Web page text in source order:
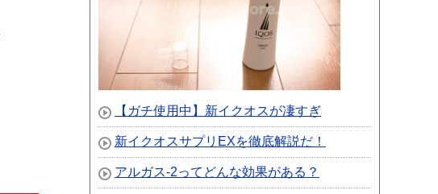
【ガチ使用中】新イクオスが凄すぎ
新イクオスサプリEXを徹底解説だ！
アルガス-2ってどんな効果がある？